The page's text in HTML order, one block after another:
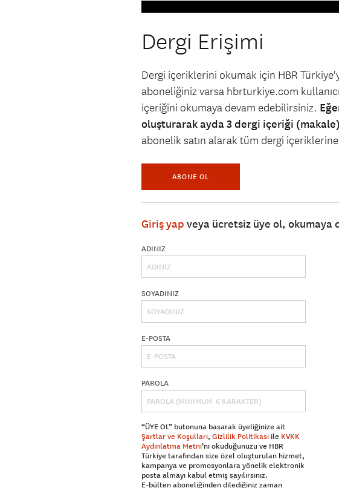
Dergi Erişimi
Dergi içeriklerini okumak için HBR
aboneliğiniz varsa hbrturkiye.com
içeriğini okumaya devam edebilirsiniz.
oluşturarak ayda 3 dergi içeriği
abonelik satın alarak tüm dergi içeriklerine
ABONE OL
Giriş yap veya ücretsiz üye ol, okumaya
ADINIZ
SOYADINIZ
E-POSTA
PAROLA
“ÜYE OL” butonuna basarak üyeliğinize ait
Şartlar ve Koşulları, Gizlilik Politikası ile KVKK
Aydınlatma Metni’ni okuduğunuzu ve HBR
Türkiye tarafından size özel oluşturulan hizmet,
kampanya ve promosyonlara yönelik elektronik
posta almayı kabul etmiş sayılırsınız.
E-bülten aboneliğinden dilediğiniz zaman